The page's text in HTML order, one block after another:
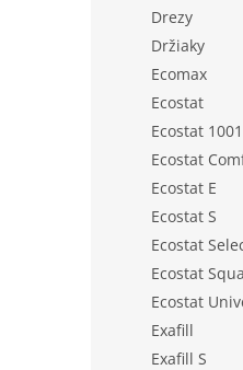
Drezy
Držiaky
Ecomax
Ecostat
Ecostat
Ecostat
Ecostat E
Ecostat S
Ecostat
Ecostat
Ecostat
Exafill
Exafill S